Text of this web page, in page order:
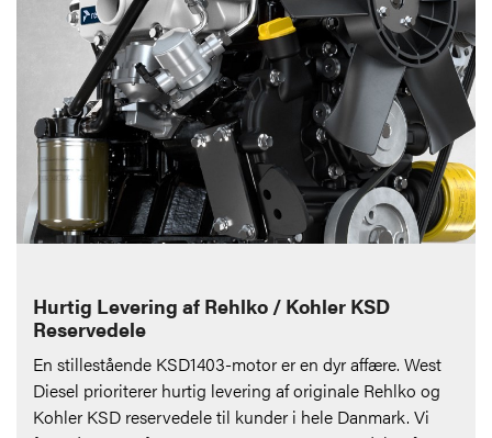
Hurtig Levering af Rehlko / Kohler KSD
Reservedele
En stillestående KSD1403-motor er en dyr affære. West
Diesel prioriterer hurtig levering af originale Rehlko og
Kohler KSD reservedele til kunder i hele Danmark. Vi